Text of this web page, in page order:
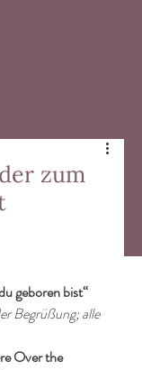
zum
geboren bist“
Begrüßung; alle
Over the